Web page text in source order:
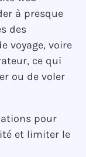
à presque
des
voyage, voire
ce qui
ou de voler
pour
et limiter le